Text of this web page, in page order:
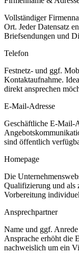
Vollständiger
Ort. Jeder Datensatz
Briefsendungen und
Telefon
Festnetz- und ggf.
Kontaktaufnahme.
direkt ansprechen
E-Mail-Adresse
Geschäftliche E-Mail-
sind öffentlich
Homepage
Die
Qualifizierung und als
Vorbereitung
Ansprechpartner
Name und ggf.
Ansprache erhöht die
nachweislich um ein